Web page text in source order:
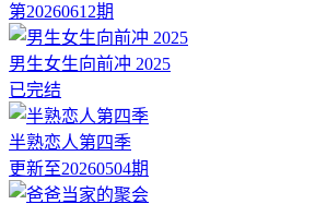
第20260612期
男生女生向前冲 2025
已完结
半熟恋人第四季
更新至20260504期